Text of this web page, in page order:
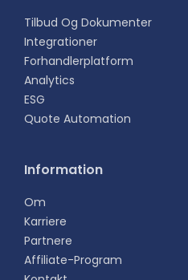
Tilbud Og Dokumenter
Integrationer
Forhandlerplatform
Analytics
ESG
Quote Automation
Information
Om
Karriere
Partnere
Affiliate-Program